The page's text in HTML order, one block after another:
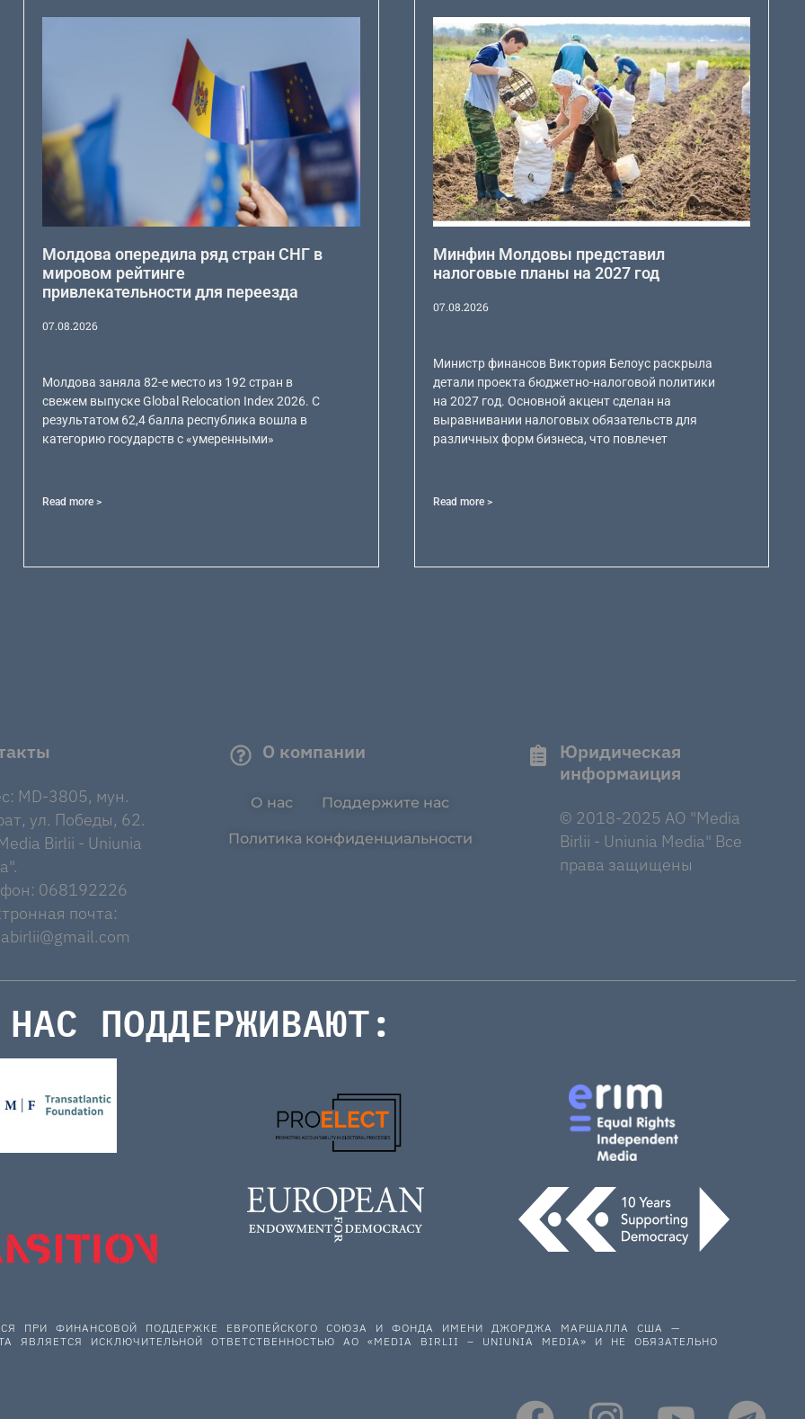
Молдова опередила ряд стран СНГ в
мировом рейтинге
привлекательности для переезда
07.08.2026
Молдова заняла 82-е место из 192 стран в
свежем выпуске Global Relocation Index 2026. С
результатом 62,4 балла республика вошла в
категорию государств с «умеренными»
Read more >
Минфин Молдовы представил
налоговые планы на 2027 год
07.08.2026
Министр финансов Виктория Белоус раскрыла
детали проекта бюджетно-налоговой политики
на 2027 год. Основной акцент сделан на
выравнивании налоговых обязательств для
различных форм бизнеса, что повлечет
Read more >
MD-3805, мун.
ул. Победы, 62.
Birlii - Uniunia
068192226
почта:
О компании
О нас Поддержите нас
Политика конфиденциальности
Юридическая
информаиция
© 2018-2025 AO "Media
Birlii - Uniunia Media" Все
права защищены
НАС ПОДДЕРЖИВАЮТ:
ПРИ ФИНАНСОВОЙ ПОДДЕРЖКЕ ЕВРОПЕЙСКОГО СОЮЗА И ФОНДА ИМЕНИ ДЖОРДЖА МАРШАЛЛА США —
ЯВЛЯЕТСЯ ИСКЛЮЧИТЕЛЬНОЙ ОТВЕТСТВЕННОСТЬЮ АО «MEDIA BIRLII – UNIUNIA MEDIA» И НЕ ОБЯЗАТЕЛЬНО